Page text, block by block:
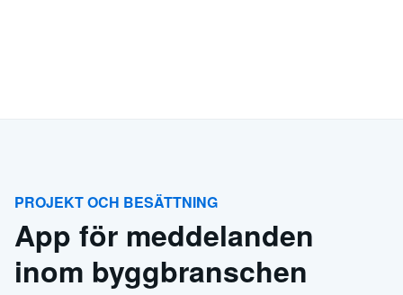
PROJEKT OCH BESÄTTNING
App för meddelanden
inom byggbranschen